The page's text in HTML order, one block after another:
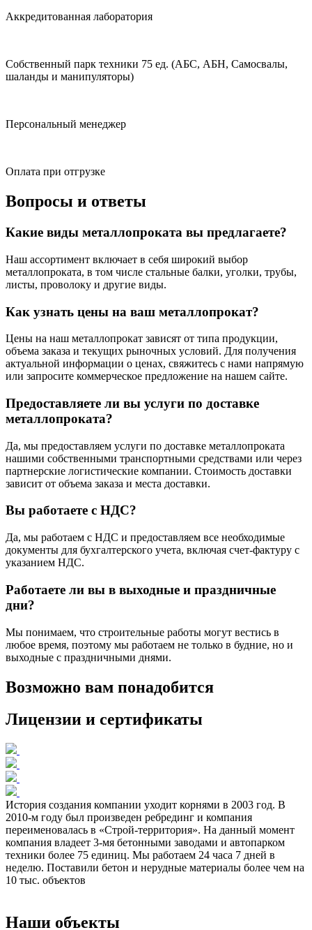
Аккредитованная лаборатория
Собственный парк техники 75 ед. (АБС, АБН, Самосвалы,
шаланды и манипуляторы)
Персональный менеджер
Оплата при отгрузке
Вопросы и ответы
Какие виды металлопроката вы предлагаете?
Наш ассортимент включает в себя широкий выбор
металлопроката, в том числе стальные балки, уголки, трубы,
листы, проволоку и другие виды.
Как узнать цены на ваш металлопрокат?
Цены на наш металлопрокат зависят от типа продукции,
объема заказа и текущих рыночных условий. Для получения
актуальной информации о ценах, свяжитесь с нами напрямую
или запросите коммерческое предложение на нашем сайте.
Предоставляете ли вы услуги по доставке
металлопроката?
Да, мы предоставляем услуги по доставке металлопроката
нашими собственными транспортными средствами или через
партнерские логистические компании. Стоимость доставки
зависит от объема заказа и места доставки.
Вы работаете с НДС?
Да, мы работаем с НДС и предоставляем все необходимые
документы для бухгалтерского учета, включая счет-фактуру с
указанием НДС.
Работаете ли вы в выходные и праздничные
дни?
Мы понимаем, что строительные работы могут вестись в
любое время, поэтому мы работаем не только в будние, но и
выходные с праздничными днями.
Возможно вам понадобится
Лицензии и сертификаты
История создания компании уходит корнями в 2003 год. В
2010-м году был произведен ребрединг и компания
переименовалась в «Строй-территория». На данный момент
компания владеет 3-мя бетонными заводами и автопарком
техники более 75 единиц. Мы работаем 24 часа 7 дней в
неделю. Поставили бетон и нерудные материалы более чем на
10 тыс. объектов
Наши объекты